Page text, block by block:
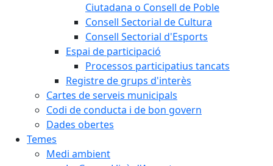
Ciutadana o Consell de Poble
Consell Sectorial de Cultura
Consell Sectorial d'Esports
Espai de participació
Processos participatius tancats
Registre de grups d'interès
Cartes de serveis municipals
Codi de conducta i de bon govern
Dades obertes
Temes
Medi ambient